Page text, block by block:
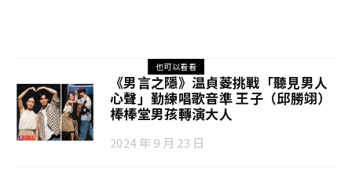
也可以看看
《男言之隱》温貞菱挑戰「聽見男人
心聲」勤練唱歌音準 王子（邱勝翊）
棒棒堂男孩轉演大人
2024 年 9 月 23 日